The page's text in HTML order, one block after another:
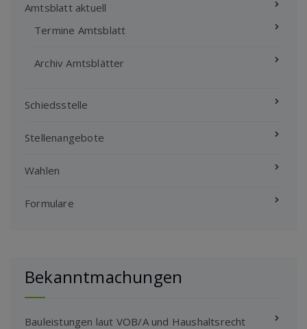
Amtsblatt aktuell
Termine Amtsblatt
Archiv Amtsblätter
Schiedsstelle
Stellenangebote
Wahlen
Formulare
Bekanntmachungen
Bauleistungen laut VOB/A und Haushaltsrecht